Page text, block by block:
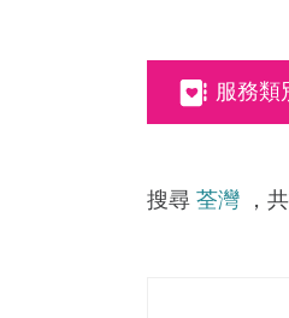
服務類
搜尋 荃灣 ，